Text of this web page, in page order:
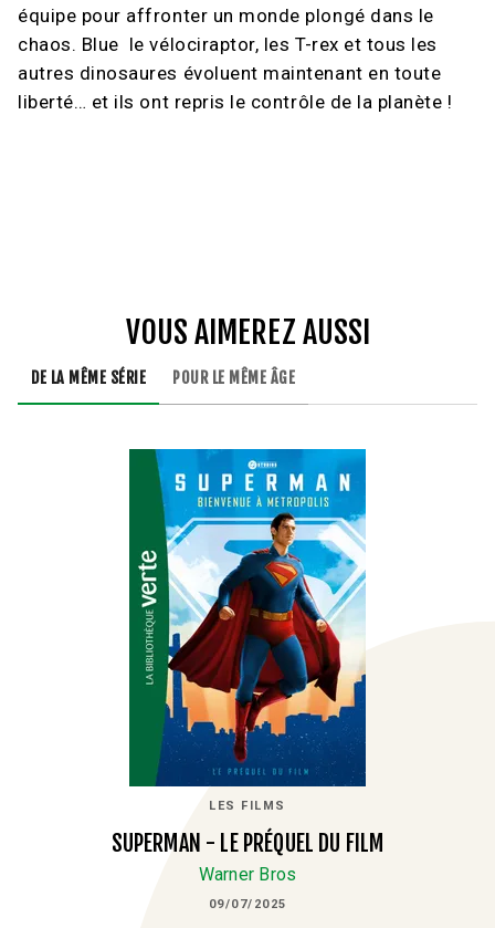
équipe pour affronter un monde plongé dans le
chaos. Blue le vélociraptor, les T-rex et tous les
autres dinosaures évoluent maintenant en toute
liberté… et ils ont repris le contrôle de la planète !
VOUS AIMEREZ AUSSI
DE LA MÊME SÉRIE POUR LE MÊME ÂGE
LES FILMS
SUPERMAN - LE PRÉQUEL DU FILM
Warner Bros
09/07/2025